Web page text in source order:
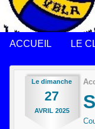
ACCUEIL LE
Le dimanche
27
AVRIL 2025